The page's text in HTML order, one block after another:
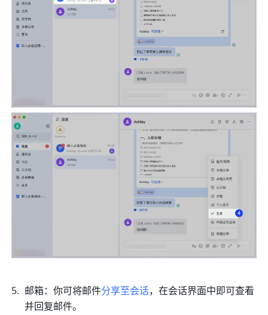
邮箱：你可将邮件分享至会话，在会话界面中即可查看
并回复邮件。